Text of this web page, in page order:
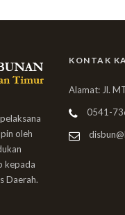
oleh
kepada
Daerah.
KONTAK
Alamat: Jl.
0541-